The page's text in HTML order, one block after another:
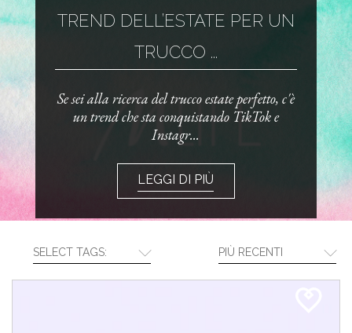
TREND DELL’ESTATE PER UN
TRUCCO ...
Se sei alla ricerca del trucco estate perfetto, c'è
un trend che sta conquistando TikTok e
Instagr...
LEGGI DI PIÙ
SELECT TAGS: PIÙ RECENTI